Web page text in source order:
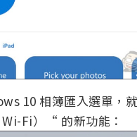
10 相簿匯入選單，
Fi）“ 的新功能：